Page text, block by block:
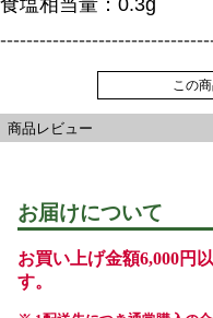
食塩相当量：0.3g
この
商品レビュー